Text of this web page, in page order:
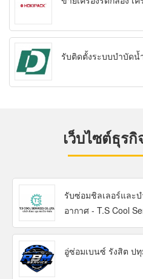
รับติดตั้งระบบบำบัดน้
เว็บไซต์ธุร
รับซ่อมชิลเลอร์และบ
อากาศ - T.S Cool
อู่ซ่อมเบนซ์ รังสิต ป